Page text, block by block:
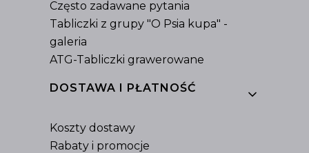
Często zadawane pytania
Tabliczki z grupy "O Psia kupa" -
galeria
ATG-Tabliczki grawerowane
DOSTAWA I PŁATNOŚĆ
Koszty dostawy
Rabaty i promocje